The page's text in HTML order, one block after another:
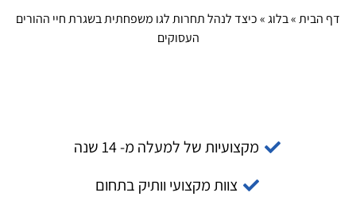
דף הבית»בלוג»כיצד לנהל תחרות לגו משפחתית בשגרת חיי ההורים
העסוקים
מקצועיות של למעלה מ- 14 שנה
צוות מקצועי וותיק בתחום